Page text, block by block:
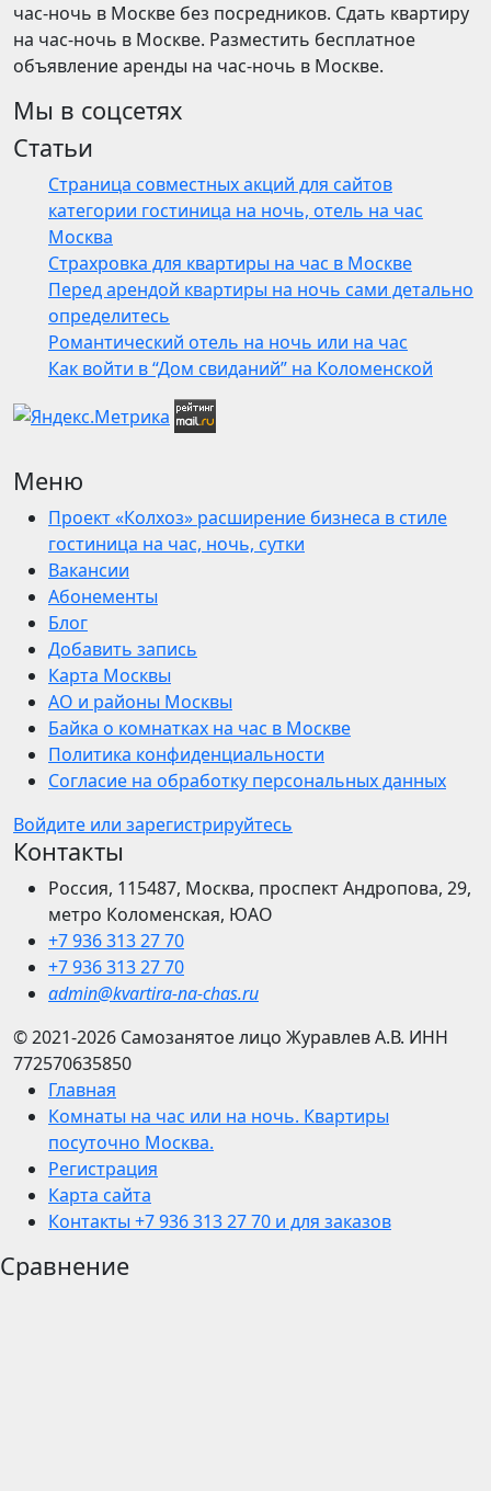
час-ночь в Москве без посредников. Сдать квартиру
на час-ночь в Москве. Разместить бесплатное
объявление аренды на час-ночь в Москве.
Мы в соцсетях
Статьи
Страница совместных акций для сайтов
категории гостиница на ночь, отель на час
Москва
Страхровка для квартиры на час в Москве
Перед арендой квартиры на ночь сами детально
определитесь
Романтический отель на ночь или на час
Как войти в “Дом свиданий” на Коломенской
Меню
Проект «Колхоз» расширение бизнеса в стиле
гостиница на час, ночь, сутки
Вакансии
Абонементы
Блог
Добавить запись
Карта Москвы
АО и районы Москвы
Байка о комнатках на час в Москве
Политика конфиденциальности
Согласие на обработку персональных данных
Войдите или зарегистрируйтесь
Контакты
Россия, 115487, Москва, проспект Андропова, 29,
метро Коломенская, ЮАО
+7 936 313 27 70
+7 936 313 27 70
admin@kvartira-na-chas.ru
© 2021-2026 Самозанятое лицо Журавлев А.В. ИНН
772570635850
Главная
Комнаты на час или на ночь. Квартиры
посуточно Москва.
Регистрация
Карта сайта
Контакты +7 936 313 27 70 и для заказов
Сравнение